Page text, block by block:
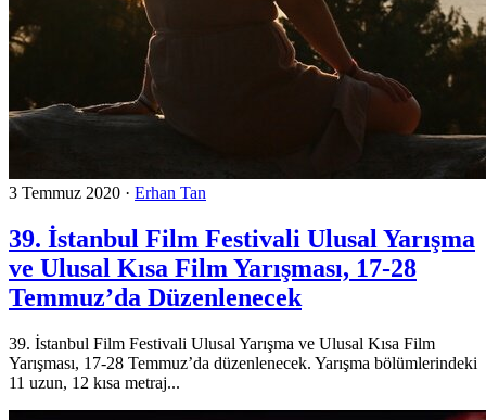
3 Temmuz 2020 · Erhan Tan
39. İstanbul Film Festivali Ulusal Yarışma
ve Ulusal Kısa Film Yarışması, 17-28
Temmuz’da Düzenlenecek
39. İstanbul Film Festivali Ulusal Yarışma ve Ulusal Kısa Film
Yarışması, 17-28 Temmuz’da düzenlenecek. Yarışma bölümlerindeki
11 uzun, 12 kısa metraj...